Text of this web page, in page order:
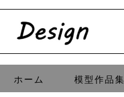
ホーム 模型作品集